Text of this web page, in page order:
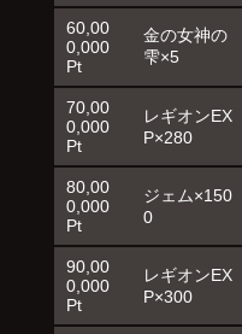
60,00
0,000
Pt
金の女神の
雫×5
70,00
0,000
Pt
レギオンEX
P×280
80,00
0,000
Pt
ジェム×150
0
90,00
0,000
Pt
レギオンEX
P×300